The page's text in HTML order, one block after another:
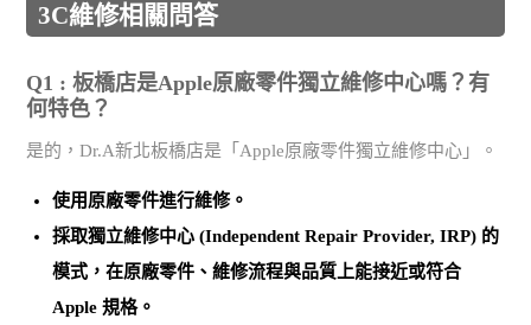
3C維修相關問答
Q1 : 板橋店是Apple原廠零件獨立維修中心嗎？有
何特色？
是的，Dr.A新北板橋店是「Apple原廠零件獨立維修中心」。
使用原廠零件進行維修。
採取獨立維修中心 (Independent Repair Provider, IRP) 的
模式，在原廠零件、維修流程與品質上能接近或符合
Apple 規格。